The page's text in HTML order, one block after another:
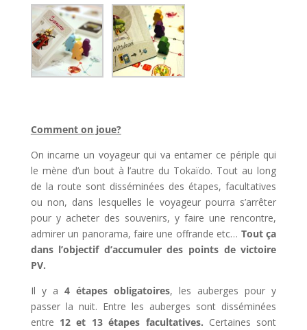
Comment on joue?
On incarne un voyageur qui va entamer ce périple qui
le mène d’un bout à l’autre du Tokaïdo. Tout au long
de la route sont disséminées des étapes, facultatives
ou non, dans lesquelles le voyageur pourra s’arrêter
pour y acheter des souvenirs, y faire une rencontre,
admirer un panorama, faire une offrande etc… Tout ça
dans l’objectif d’accumuler des points de victoire
PV.
Il y a 4 étapes obligatoires, les auberges pour y
passer la nuit. Entre les auberges sont disséminées
entre 12 et 13 étapes facultatives. Certaines sont